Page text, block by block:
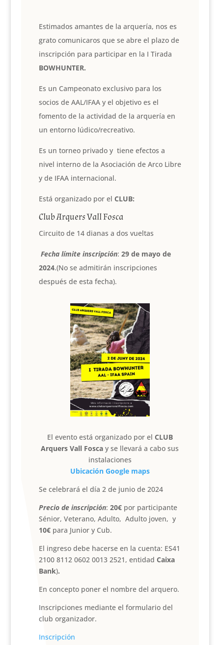
Estimados amantes de la arquería, nos es
grato comunicaros que se abre el plazo de
inscripción para participar en la I Tirada
BOWHUNTER.
Es un Campeonato exclusivo para los
socios de AAL/IFAA y el objetivo es el
fomento de la actividad de la arquería en
un entorno lúdico/recreativo.
Es un torneo privado y tiene efectos a
nivel interno de la Asociación de Arco Libre
y de IFAA internacional.
Está organizado por el CLUB:
ClubArquersVallFosca
Circuito de 14 dianas a dos vueltas
Fecha límite inscripción: 29 de mayo de
2024.(No se admitirán inscripciones
después de esta fecha).
El evento está organizado por el CLUB
Arquers Vall Fosca y se llevará a cabo sus
instalaciones
Ubicación Google maps
Se celebrará el día 2 de junio de 2024
Precio de inscripción: 20€ por participante
Sénior, Veterano, Adulto, Adulto joven, y
10€ para Junior y Cub.
El ingreso debe hacerse en la cuenta: ES41
2100 8112 0602 0013 2521, entidad Caixa
Bank).
En concepto poner el nombre del arquero.
Inscripciones mediante el formulario del
club organizador.
Inscripción